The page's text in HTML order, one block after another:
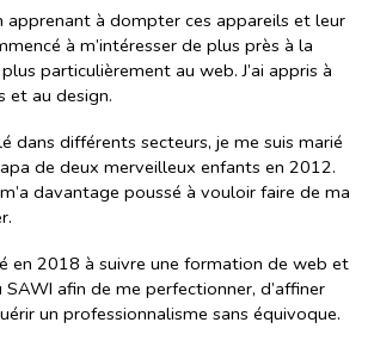
apprenant à dompter ces appareils et leur
à m’intéresser de plus près à la
particulièrement au web. J’ai appris à
au design.
dans différents secteurs, je me suis marié
de deux merveilleux enfants en 2012.
davantage poussé à vouloir faire de ma
en 2018 à suivre une formation de web et
afin de me perfectionner, d’affiner
un professionnalisme sans équivoque.